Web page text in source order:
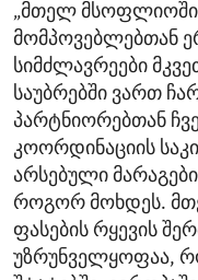
„მთელ
მომპოვებლებთან
სიმძლავრეები
საუბრებში ვართ
პარტნიორებთან
კოორდინაციის
არსებული
როგორ მოხდეს.
ფასების რყევის
უზრუნველყოფაა,